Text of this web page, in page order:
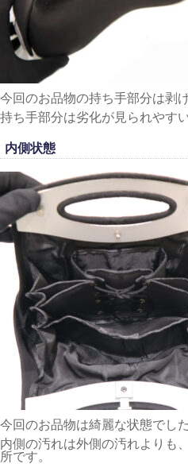
今回のお品物の持ち手部分は剥
持ち手部分は劣化が見られやす
内側状態
今回のお品物は綺麗な状態でした
内側の汚れは外側の汚れよりも
所です。